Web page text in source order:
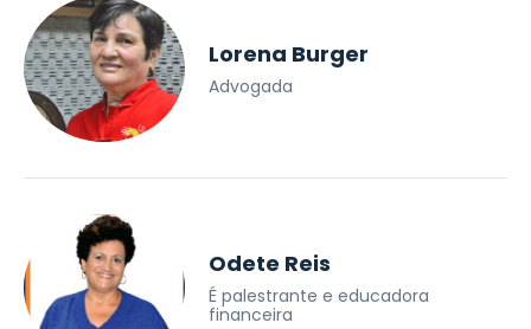
Lorena Burger
Advogada
Odete Reis
É palestrante e educadora
financeira